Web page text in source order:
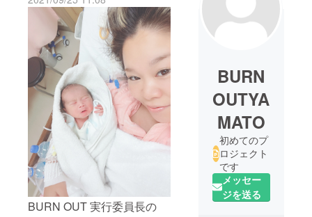
BURN OUT 実行委員長の
BURN
OUTYA
MATO
初めてのプ
ロジェクト
です
メッセー
ジを送る